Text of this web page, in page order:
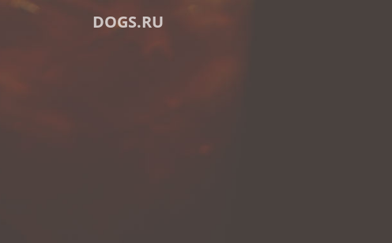
DOGS.RU